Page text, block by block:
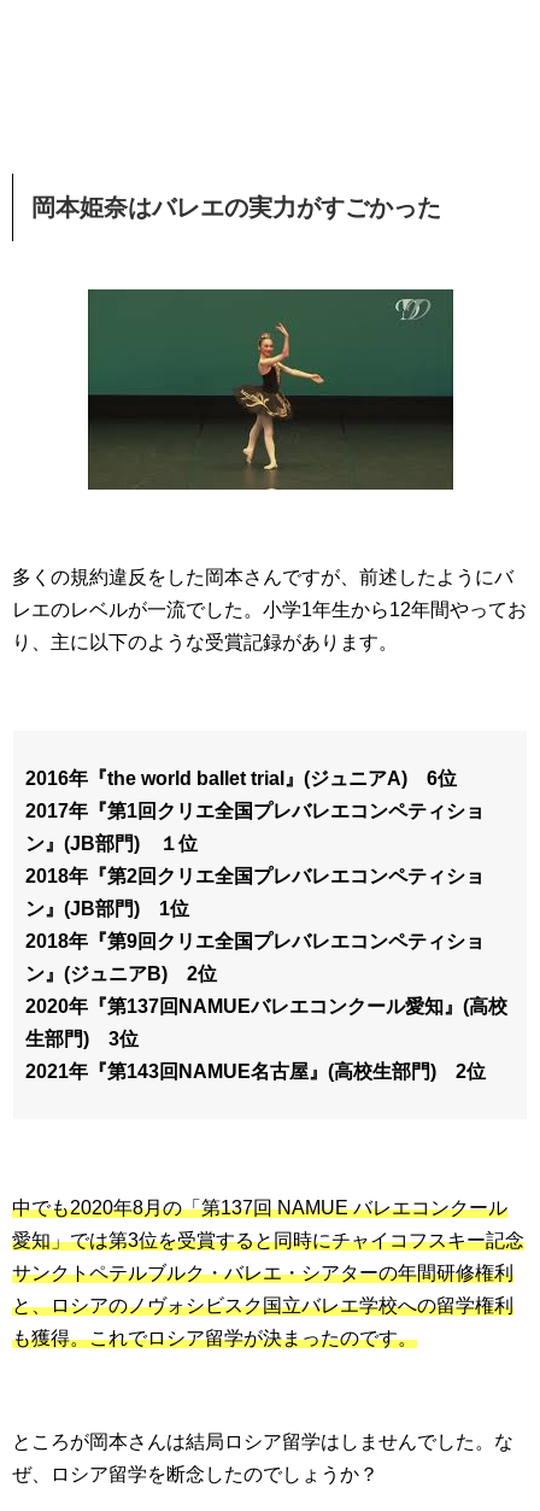
岡本姫奈はバレエの実力がすごかった
多くの規約違反をした岡本さんですが、前述したようにバ
レエのレベルが一流でした。小学1年生から12年間やってお
り、主に以下のような受賞記録があります。
2016年『the world ballet trial』(ジュニアA) 6位
2017年『第1回クリエ全国プレバレエコンペティショ
ン』(JB部門) １位
2018年『第2回クリエ全国プレバレエコンペティショ
ン』(JB部門) 1位
2018年『第9回クリエ全国プレバレエコンペティショ
ン』(ジュニアB) 2位
2020年『第137回NAMUEバレエコンクール愛知』(高校
生部門) 3位
2021年『第143回NAMUE名古屋』(高校生部門) 2位
中でも2020年8月の「第137回 NAMUE バレエコンクール
愛知」では第3位を受賞すると同時にチャイコフスキー記念
サンクトペテルブルク・バレエ・シアターの年間研修権利
と、ロシアのノヴォシビスク国立バレエ学校への留学権利
も獲得。これでロシア留学が決まったのです。
ところが岡本さんは結局ロシア留学はしませんでした。な
ぜ、ロシア留学を断念したのでしょうか？